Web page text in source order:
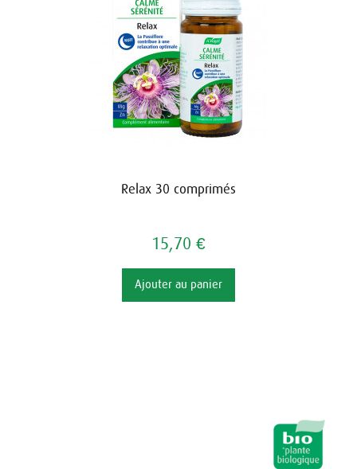
Relax 30 comprimés
15,70 €
Ajouter au panier